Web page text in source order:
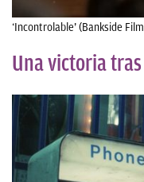
‘Incontrolable’ (Bankside
Una victoria